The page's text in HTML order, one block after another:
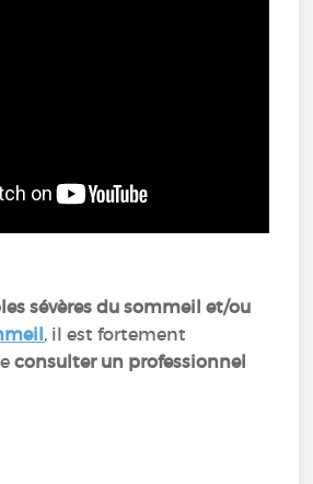
sévères du sommeil et/ou
, il est fortement
consulter un professionnel